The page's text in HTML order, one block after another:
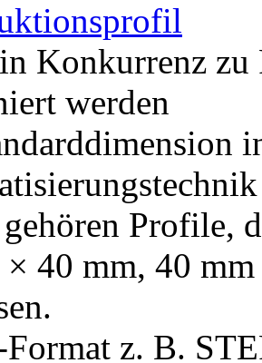
Konkurrenz
werden
Profile,
40 mm, 40
z. B.